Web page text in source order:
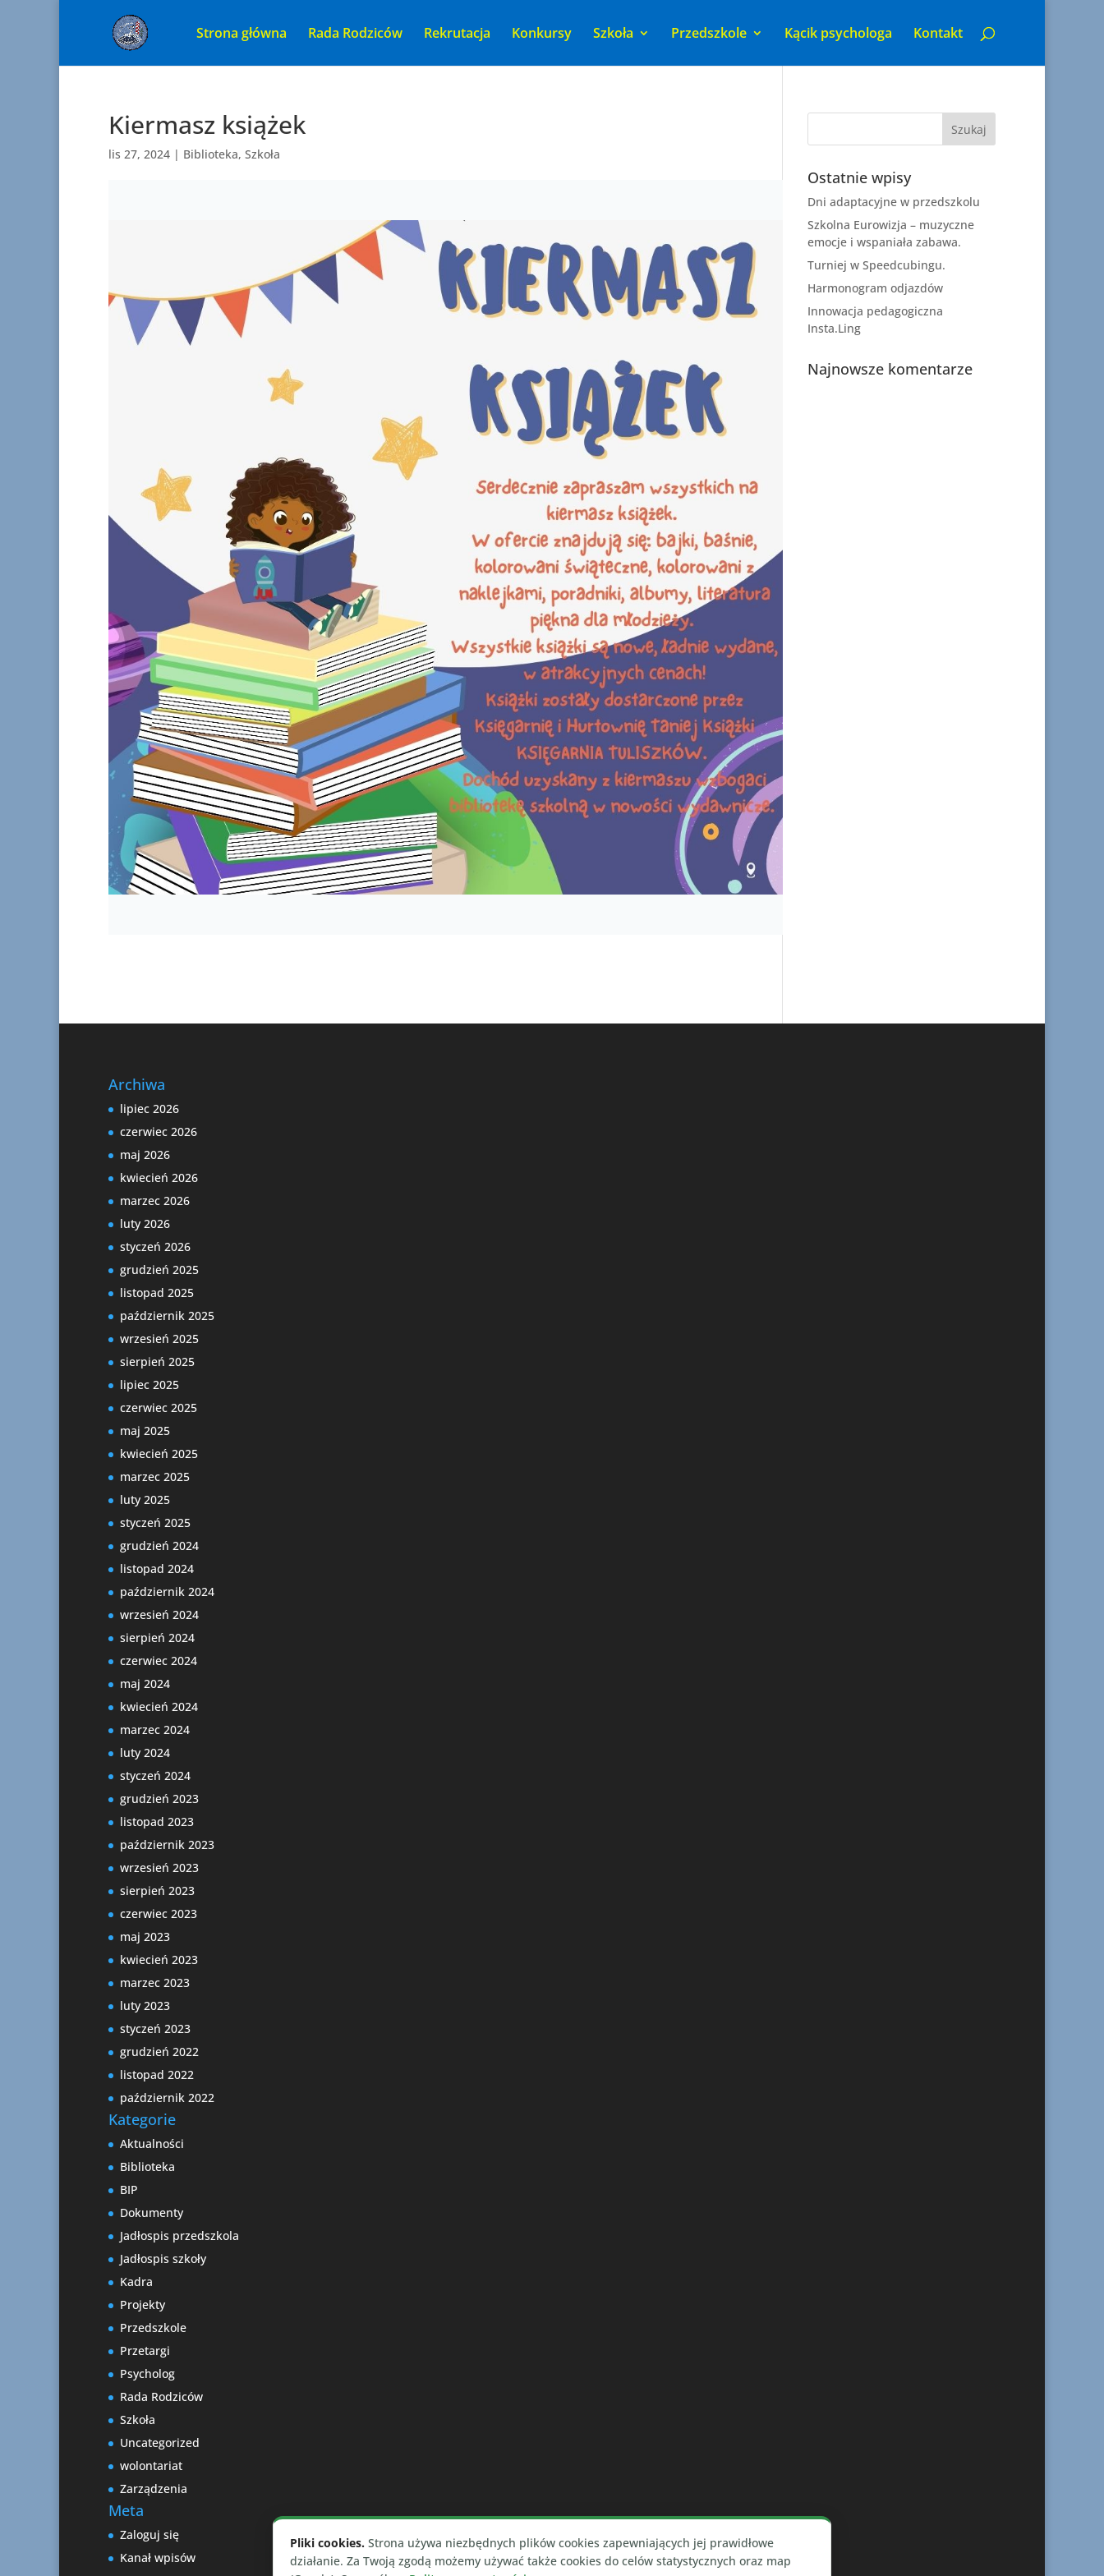
Strona główna Rada Rodziców Rekrutacja Konkursy Szkoła Przedszkole Kącik psychologa Kontakt
Kiermasz książek
lis 27, 2024 | Biblioteka, Szkoła
Ostatnie wpisy
Dni adaptacyjne w przedszkolu
Szkolna Eurowizja – muzyczne
emocje i wspaniała zabawa.
Turniej w Speedcubingu.
Harmonogram odjazdów
Innowacja pedagogiczna
Insta.Ling
Najnowsze komentarze
Archiwa
lipiec 2026
czerwiec 2026
maj 2026
kwiecień 2026
marzec 2026
luty 2026
styczeń 2026
grudzień 2025
listopad 2025
październik 2025
wrzesień 2025
sierpień 2025
lipiec 2025
czerwiec 2025
maj 2025
kwiecień 2025
marzec 2025
luty 2025
styczeń 2025
grudzień 2024
listopad 2024
październik 2024
wrzesień 2024
sierpień 2024
czerwiec 2024
maj 2024
kwiecień 2024
marzec 2024
luty 2024
styczeń 2024
grudzień 2023
listopad 2023
październik 2023
wrzesień 2023
sierpień 2023
czerwiec 2023
maj 2023
kwiecień 2023
marzec 2023
luty 2023
styczeń 2023
grudzień 2022
listopad 2022
październik 2022
Kategorie
Aktualności
Biblioteka
BIP
Dokumenty
Jadłospis przedszkola
Jadłospis szkoły
Kadra
Projekty
Przedszkole
Przetargi
Psycholog
Rada Rodziców
Szkoła
Uncategorized
wolontariat
Zarządzenia
Meta
Zaloguj się
Kanał wpisów
Pliki cookies. Strona używa niezbędnych plików cookies zapewniających jej prawidłowe
działanie. Za Twoją zgodą możemy używać także cookies do celów statystycznych oraz map